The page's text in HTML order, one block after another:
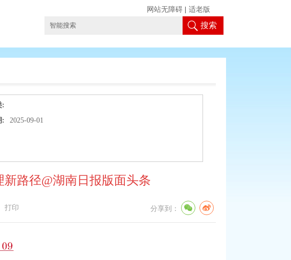
搜索
网站无障碍 适老版
:
:
2025-09-01
路径@湖南日报版面头条
打印 分享到：